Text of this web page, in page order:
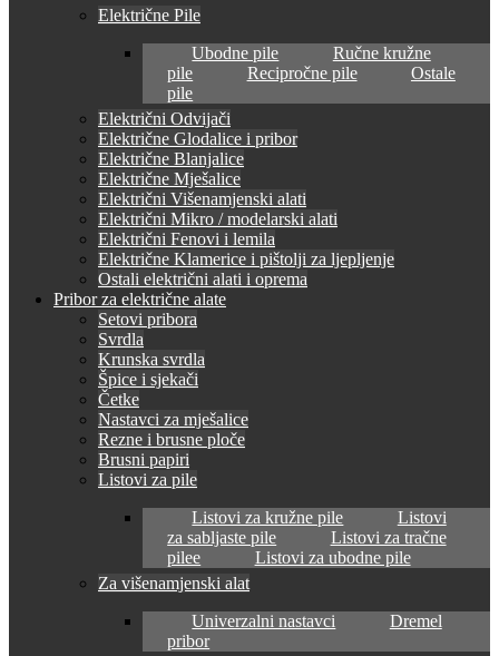
Električne Pile
Ubodne pile
Ručne kružne
pile
Recipročne pile
Ostale
pile
Električni Odvijači
Električne Glodalice i pribor
Električne Blanjalice
Električne Mješalice
Električni Višenamjenski alati
Električni Mikro / modelarski alati
Električni Fenovi i lemila
Električne Klamerice i pištolji za ljepljenje
Ostali električni alati i oprema
Pribor za električne alate
Setovi pribora
Svrdla
Krunska svrdla
Špice i sjekači
Četke
Nastavci za mješalice
Rezne i brusne ploče
Brusni papiri
Listovi za pile
Listovi za kružne pile
Listovi
za sabljaste pile
Listovi za tračne
pilee
Listovi za ubodne pile
Za višenamjenski alat
Univerzalni nastavci
Dremel
pribor